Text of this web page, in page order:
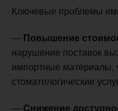
Ключевые проблемы
— Повышение
нарушение поставок
импортные материалы,
стоматологические
— Снижение